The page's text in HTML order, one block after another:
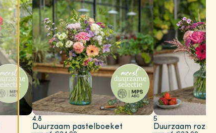
4.8
Duurzaam pastelboeket
5
Duurzaam roze